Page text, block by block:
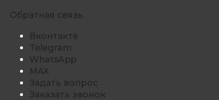
Обратная связь
Вконтакте
Telegram
WhatsApp
MAX
Задать вопрос
Заказать звонок